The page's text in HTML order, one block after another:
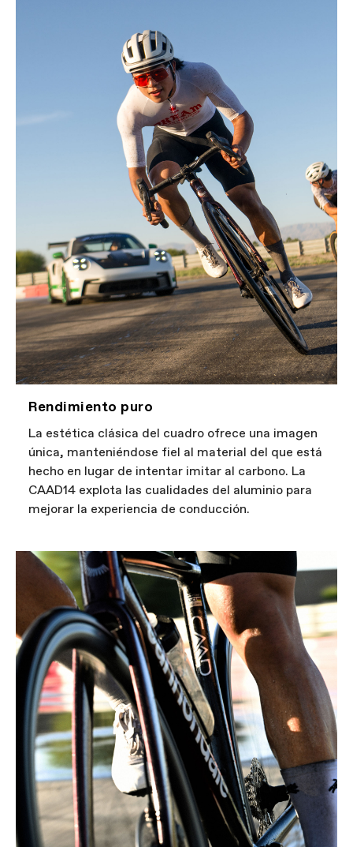
Rendimiento puro
La estética clásica del cuadro ofrece una imagen
única, manteniéndose fiel al material del que está
hecho en lugar de intentar imitar al carbono. La
CAAD14 explota las cualidades del aluminio para
mejorar la experiencia de conducción.